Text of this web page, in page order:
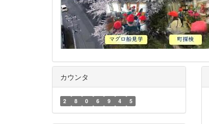
カウンタ
2 8 0 6 9 4 5